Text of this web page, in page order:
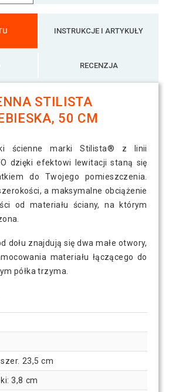
INSTRUKCJE I ARTYKUŁY
RECENZJA
STILISTA
50 CM
ścienne marki Stilista® z linii
dzięki efektowi lewitacji staną się
do Twojego pomieszczenia.
a maksymalne obciążenie
od materiału ściany, na którym
dołu znajdują się dwa małe otwory,
materiału łączącego do
półka trzyma.
23,5 cm
3,8 cm